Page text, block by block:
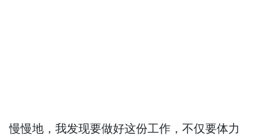
慢慢地，我发现要做好这份工作，不仅要体力